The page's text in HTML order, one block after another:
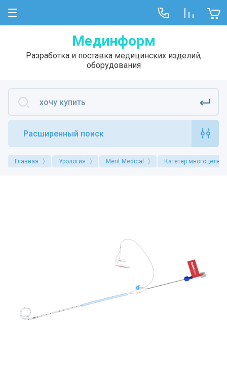
Мединформ
Разработка и поставка медицинских изделий,
оборудования
Расширенный поиск
Главная Урология Merit Medical Катетер